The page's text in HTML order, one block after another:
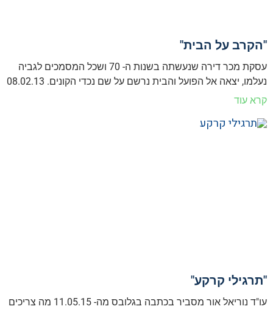
"הקרב על הבית"
עסקת מכר דירה שנעשתה בשנות ה- 70 ושכל המסמכים לגביה
נעלמו, יצאה אל הפועל והבית נרשם על שם נכדי הקונים. 08.02.13
קרא עוד
"תרגילי קרקע"
עו"ד נוריאל אור מסביר בכתבה בגלובס מה- 11.05.15 מה צריכים